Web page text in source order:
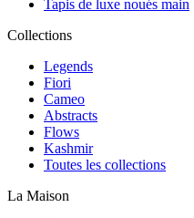
Tapis de luxe noués main
Collections
Legends
Fiori
Cameo
Abstracts
Flows
Kashmir
Toutes les collections
La Maison